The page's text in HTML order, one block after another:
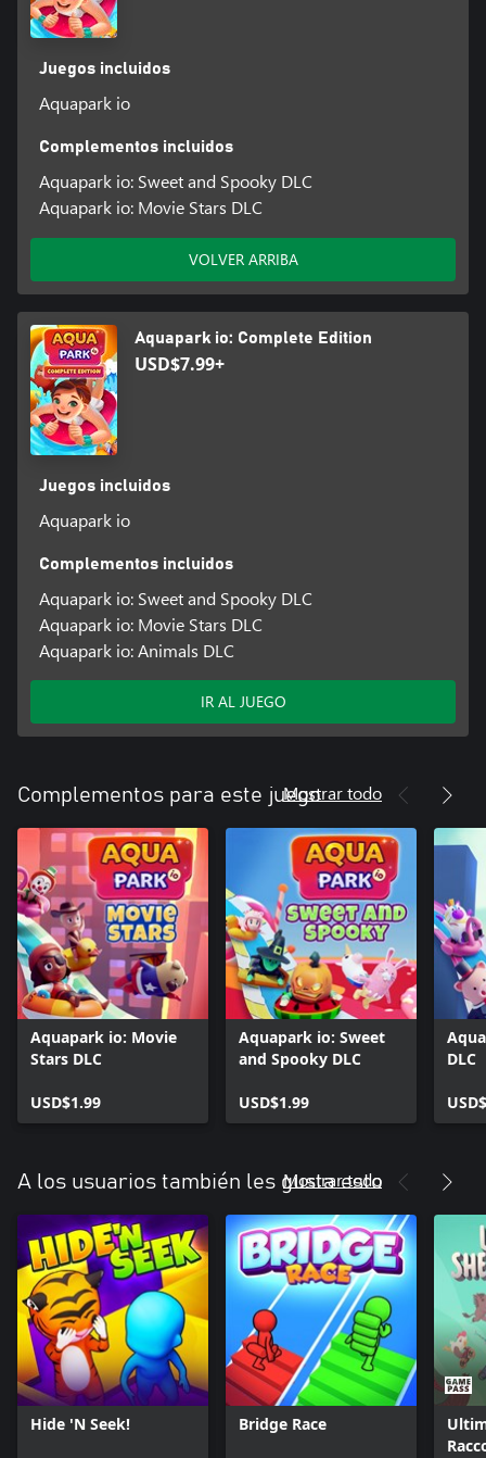
Juegos incluidos
Aquapark io
Complementos incluidos
Aquapark io: Sweet and Spooky DLC
Aquapark io: Movie Stars DLC
VOLVER ARRIBA
Aquapark io: Complete Edition
USD$7.99+
Juegos incluidos
Aquapark io
Complementos incluidos
Aquapark io: Sweet and Spooky DLC
Aquapark io: Movie Stars DLC
Aquapark io: Animals DLC
IR AL JUEGO
Complementos para este juegoMostrar todo
Aquapark io: Movie
Stars DLC
USD$1.99
Aquapark io: Sweet
and Spooky DLC
USD$1.99
DLC
A los usuarios también les gusta esto
Mostrar todo
Hide 'N Seek! Bridge Race